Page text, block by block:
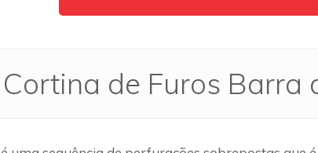
Cortina de Furos Barra